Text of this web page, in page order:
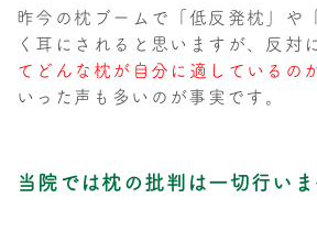
昨今の枕ブームで「低反発枕」や
く耳にされると思いますが、反対
てどんな枕が自分に適しているの
いった声も多いのが事実です。
当院では枕の批判は一切行いま